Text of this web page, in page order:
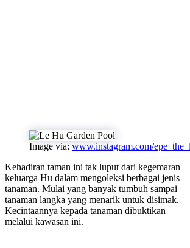
Image via: www.instagram.com/
Kehadiran taman ini tak luput dari kegemaran
keluarga Hu dalam mengoleksi berbagai jenis
tanaman. Mulai yang banyak tumbuh sampai
tanaman langka yang menarik untuk disimak.
Kecintaannya kepada tanaman dibuktikan
melalui kawasan ini.